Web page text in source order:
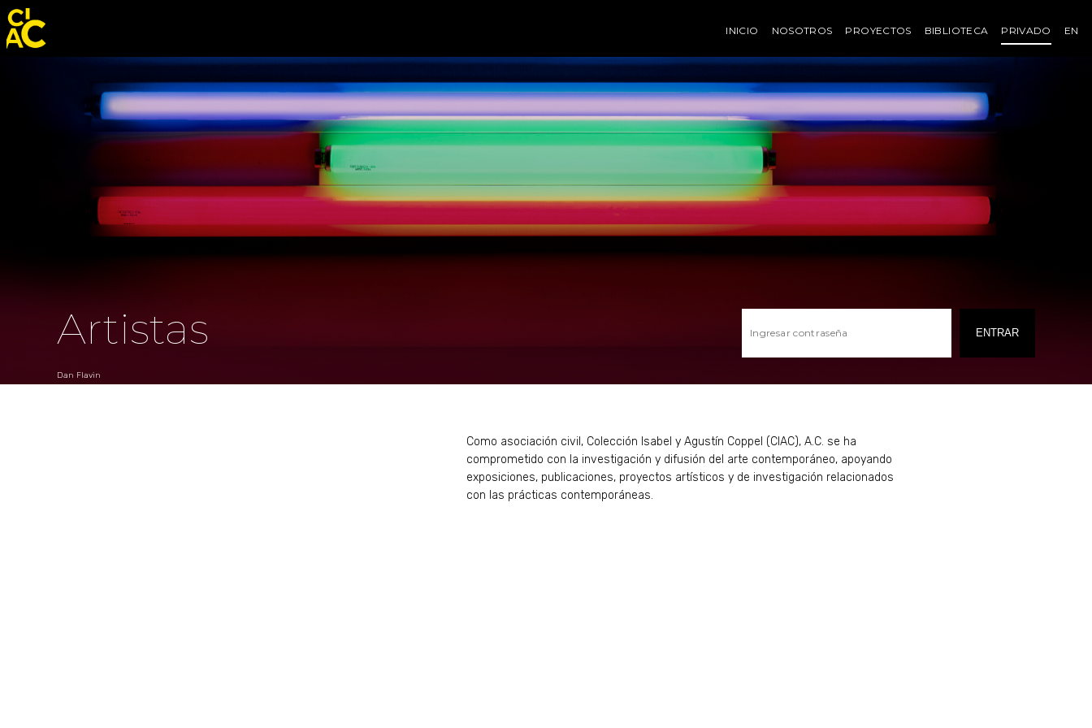
INICIO NOSOTROS PROYECTOS BIBLIOTECA PRIVADO EN
Dan Flavin
Artistas ENTRAR
Como asociación civil, Colección Isabel y Agustín Coppel (CIAC), A.C. se ha
comprometido con la investigación y difusión del arte contemporáneo, apoyando
exposiciones, publicaciones, proyectos artísticos y de investigación relacionados
con las prácticas contemporáneas.